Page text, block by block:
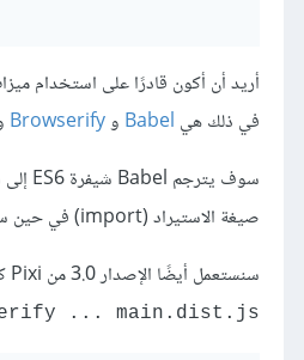
في ذلك هي Babel وBrowserify
صيغة الاستيراد (import) في حين سيعمل Watchify على تفعيل كلّ من Babel وBrowserify عندما تتغير ملفاتنا.
سنستعمل أيضًا الإصدار 3.0 من Pixi كما سنستعمل سكريبتين NPM سيكونان مجرّد اختصار للأوامر التي قد نُدخلها في الطّرفيّة. وهكذا، بدلاً من كتابة
... main.dist.js